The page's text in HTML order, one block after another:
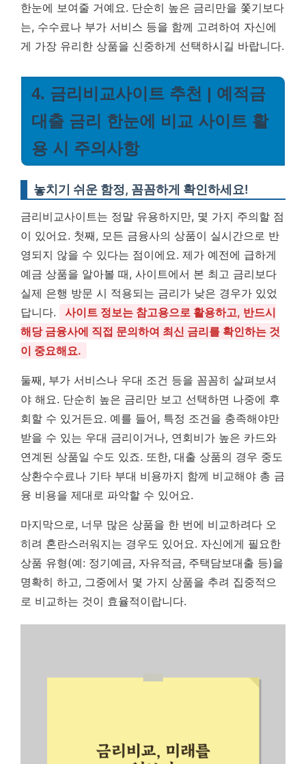
한눈에 보여줄 거예요. 단순히 높은 금리만을 쫓기보다
는, 수수료나 부가 서비스 등을 함께 고려하여 자신에
게 가장 유리한 상품을 신중하게 선택하시길 바랍니다.
4. 금리비교사이트 추천 | 예적금
대출 금리 한눈에 비교 사이트 활
용 시 주의사항
놓치기 쉬운 함정, 꼼꼼하게 확인하세요!
금리비교사이트는 정말 유용하지만, 몇 가지 주의할 점
이 있어요. 첫째, 모든 금융사의 상품이 실시간으로 반
영되지 않을 수 있다는 점이에요. 제가 예전에 급하게
예금 상품을 알아볼 때, 사이트에서 본 최고 금리보다
실제 은행 방문 시 적용되는 금리가 낮은 경우가 있었
답니다.
사이트 정보는 참고용으로 활용하고, 반드시
해당 금융사에 직접 문의하여 최신 금리를 확인하는 것
이 중요해요.
둘째, 부가 서비스나 우대 조건 등을 꼼꼼히 살펴보셔
야 해요. 단순히 높은 금리만 보고 선택하면 나중에 후
회할 수 있거든요. 예를 들어, 특정 조건을 충족해야만
받을 수 있는 우대 금리이거나, 연회비가 높은 카드와
연계된 상품일 수도 있죠. 또한, 대출 상품의 경우 중도
상환수수료나 기타 부대 비용까지 함께 비교해야 총 금
융 비용을 제대로 파악할 수 있어요.
마지막으로, 너무 많은 상품을 한 번에 비교하려다 오
히려 혼란스러워지는 경우도 있어요. 자신에게 필요한
상품 유형(예: 정기예금, 자유적금, 주택담보대출 등)을
명확히 하고, 그중에서 몇 가지 상품을 추려 집중적으
로 비교하는 것이 효율적이랍니다.